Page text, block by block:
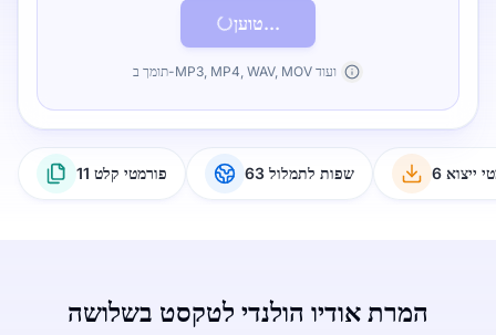
טוען...
תומך ב-MP3, MP4, WAV, MOV ועוד
11 פורמטי קלט 63 שפות לתמלול ייצוא
המרת אודיו הולנדי לטקסט בשלושה